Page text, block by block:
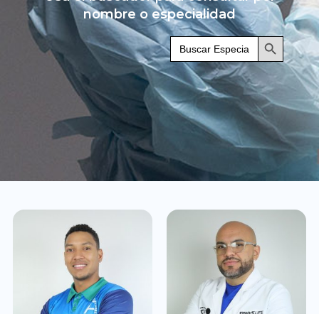
nombre o especialidad
Buscar: Botón de búsqueda